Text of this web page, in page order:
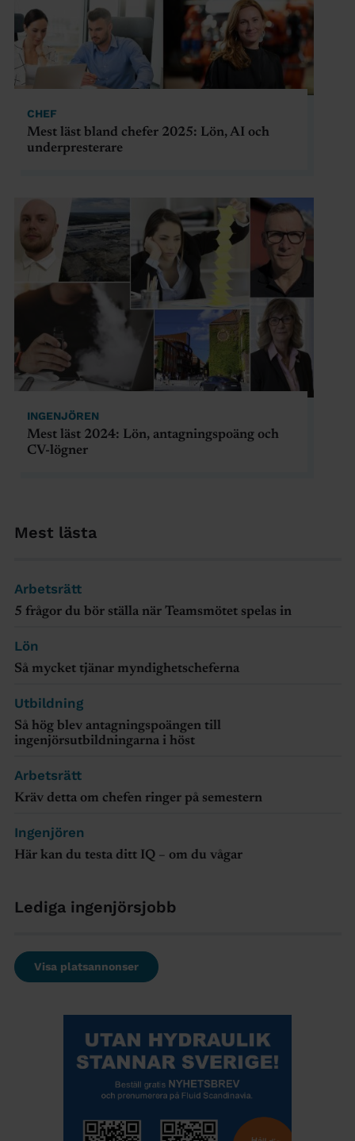
Mest lästa
Arbetsrätt
5 frågor du bör ställa när Teamsmötet spelas in
Lön
Så mycket tjänar myndighetscheferna
Utbildning
Så hög blev antagningspoängen till
ingenjörsutbildningarna i höst
Arbetsrätt
Kräv detta om chefen ringer på semestern
Ingenjören
Här kan du testa ditt IQ – om du vågar
Lediga ingenjörsjobb
Visa platsannonser
CHEF
Mest läst bland chefer 2025: Lön, AI och
underpresterare
INGENJÖREN
Mest läst 2024: Lön, antagningspoäng och
CV-lögner